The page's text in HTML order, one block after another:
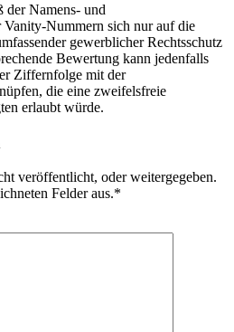
der Namens- und
Vanity-Nummern sich nur auf die
gewerblicher Rechtsschutz
Bewertung kann jedenfalls
Ziffernfolge mit der
die eine zweifelsfreie
erlaubt würde.
veröffentlicht, oder weitergegeben.
Felder aus.*